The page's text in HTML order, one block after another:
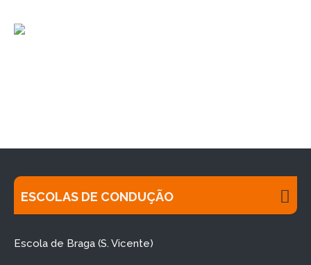
ESCOLAS DE CONDUÇÃO
Escola de Braga (S. Vicente)